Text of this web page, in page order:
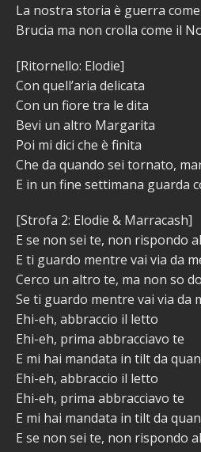
La nostra storia è guerra
Brucia ma non crolla come il
[Ritornello: Elodie]
Con quell’aria delicata
Con un fiore tra le dita
Bevi un altro Margarita
Poi mi dici che è finita
Che da quando sei tornato,
E in un fine settimana guarda
[Strofa 2: Elodie & Marracash]
E se non sei te, non rispondo
E ti guardo mentre vai via da
Cerco un altro te, ma non so
Se ti guardo mentre vai via da
Ehi-eh, abbraccio il letto
Ehi-eh, prima abbracciavo te
E mi hai mandata in tilt da
Ehi-eh, abbraccio il letto
Ehi-eh, prima abbracciavo te
E mi hai mandata in tilt da
E se non sei te, non rispondo